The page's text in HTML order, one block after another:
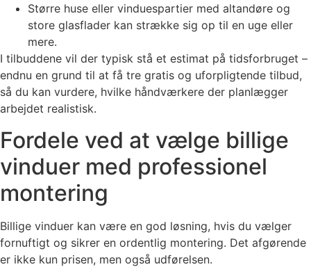
Større huse eller vinduespartier med altandøre og
store glasflader kan strække sig op til en uge eller
mere.
I tilbuddene vil der typisk stå et estimat på tidsforbruget –
endnu en grund til at få tre gratis og uforpligtende tilbud,
så du kan vurdere, hvilke håndværkere der planlægger
arbejdet realistisk.
Fordele ved at vælge billige
vinduer med professionel
montering
Billige vinduer kan være en god løsning, hvis du vælger
fornuftigt og sikrer en ordentlig montering. Det afgørende
er ikke kun prisen, men også udførelsen.